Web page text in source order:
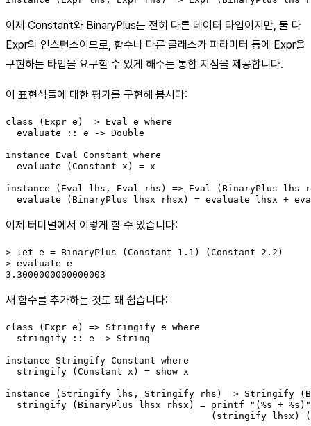
이제 Constant와 BinaryPlus는 전혀 다른 데이터 타입이지만, 둘 다
Expr의 인스턴스이므로, 함수나 다른 클래스가 파라미터 등에 Expr을
구현하는 타입을 요구할 수 있게 해주는 통합 지점을 제공합니다.
이 표현식들에 대한 평가를 구현해 봅시다:
class (Expr e) => Eval e where
  evaluate :: e -> Double
instance Eval Constant where
  evaluate (Constant x) = x
instance (Eval lhs, Eval rhs) => Eval (BinaryPlus lhs
evaluate (BinaryPlus lhsx rhsx) = evaluate lhsx +
이제 터미널에서 이렇게 할 수 있습니다:
> let e = BinaryPlus (Constant 1.1) (Constant 2.2)
> evaluate e
3.3000000000000003
새 함수를 추가하는 것도 꽤 쉽습니다:
class (Expr e) => Stringify e where
  stringify :: e -> String
instance Stringify Constant where
  stringify (Constant x) = show x
instance (Stringify lhs, Stringify rhs) => Stringify
  stringify (BinaryPlus lhsx rhsx) = printf "(%s + %s)"
(stringify lhsx)